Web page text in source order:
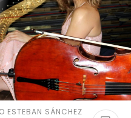
ESTEBAN SÁNCHEZ